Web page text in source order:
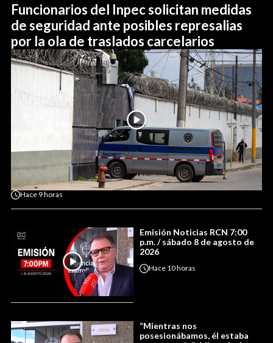
Funcionarios del Inpec solicitan medidas
de seguridad ante posibles represalias
por la ola de traslados carcelarios
Hace 9 horas
Emisión Noticias RCN 7:00
p.m. / sábado 8 de agosto de
2026
Hace 10 horas
“Mientras nos
posesionábamos, él estaba